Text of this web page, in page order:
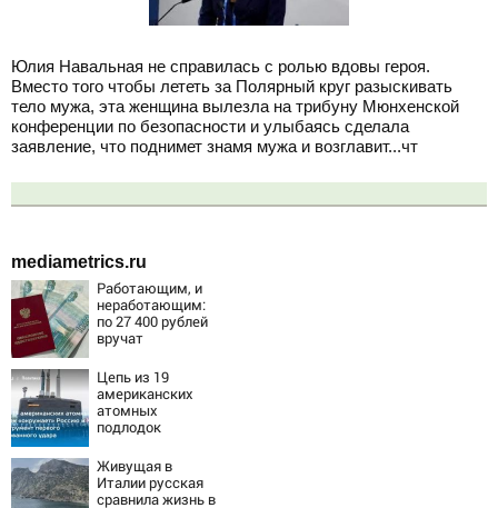
Юлия Навальная не справилась с ролью вдовы героя.
Вместо того чтобы лететь за Полярный круг разыскивать
тело мужа, эта женщина вылезла на трибуну Мюнхенской
конференции по безопасности и улыбаясь сделала
заявление, что поднимет знамя мужа и возглавит...чт
mediametrics.ru
Работающим, и
неработающим:
по 27 400 рублей
вручат
сентябре -
PrimaMedia.ru
Цепь из 19
американских
атомных
подлодок
Россию и Китай:
это инструмент
первого
Живущая в
Италии русская
сравнила жизнь в